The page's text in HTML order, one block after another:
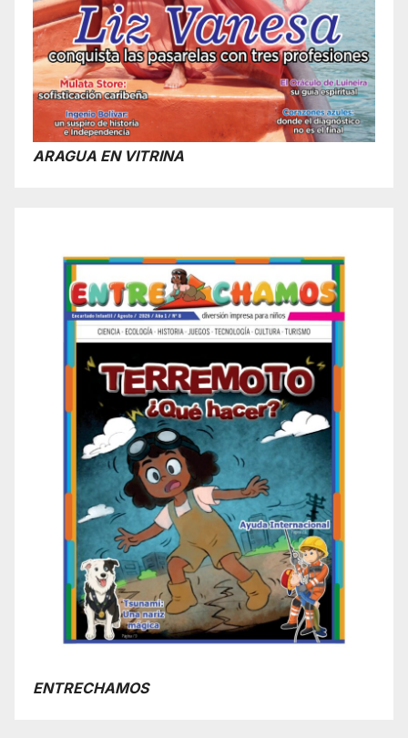
ARAGUA EN VITRINA
ENTRECHAMOS